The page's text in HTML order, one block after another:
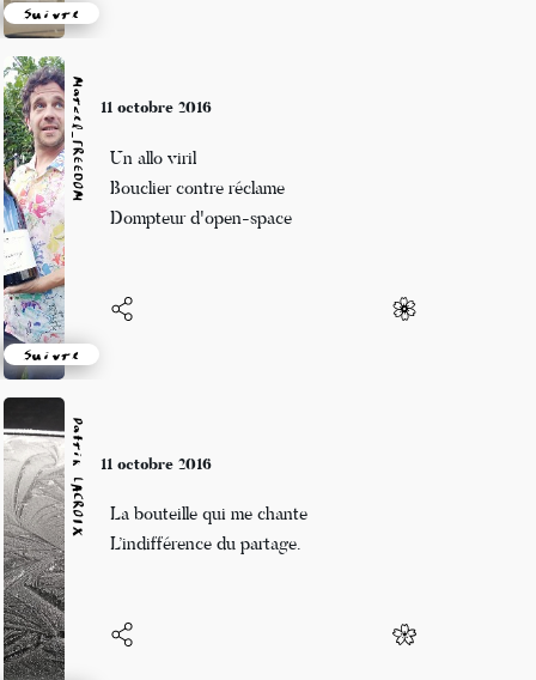
CALENDAiiKU respecte votre vie privée
Nous utilisons des cookies uniquement pour assurer les
Suivre
Marcel_FREEDOM
Suivre
Peu importe qui te porte, tu l'habilles
Comme la quille sous la coque
Tu es équilibre interloque
Patrik LACROIX
Une naine chaque coup
Un cas raté.